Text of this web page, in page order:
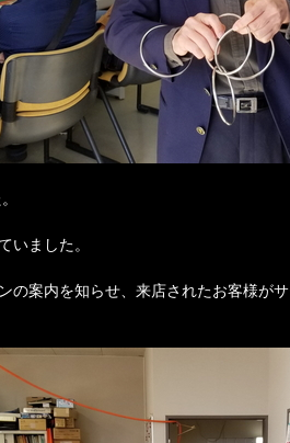
いました。
の案内を知らせ、来店されたお客様が